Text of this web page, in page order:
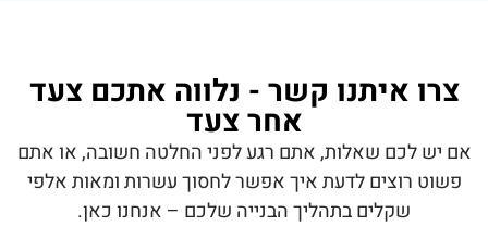
צרו איתנו קשר - נלווה אתכם צעד
אחר צעד
אם יש לכם שאלות, אתם רגע לפני החלטה חשובה, או אתם
פשוט רוצים לדעת איך אפשר לחסוך עשרות ומאות אלפי
שקלים בתהליך הבנייה שלכם – אנחנו כאן.